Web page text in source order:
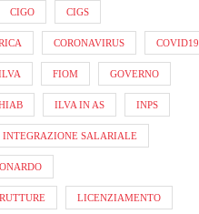
CIGO CIGS
CORONAVIRUS COVID19
FIOM GOVERNO
ILVA IN AS INPS
INTEGRAZIONE SALARIALE
LICENZIAMENTO